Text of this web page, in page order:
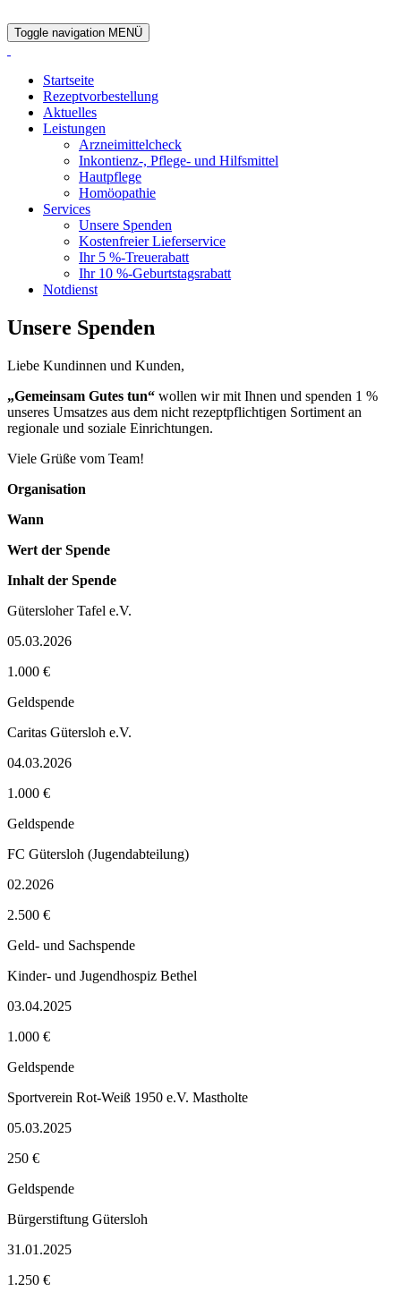
Toggle navigation MENÜ
Startseite
Rezeptvorbestellung
Aktuelles
Leistungen
Arzneimittelcheck
Inkontienz-, Pflege- und Hilfsmittel
Hautpflege
Homöopathie
Services
Unsere Spenden
Kostenfreier Lieferservice
Ihr 5 %-Treuerabatt
Ihr 10 %-Geburtstagsrabatt
Notdienst
Unsere Spenden
Liebe Kundinnen und Kunden,
„Gemeinsam Gutes tun“ wollen wir mit Ihnen und spenden 1 %
unseres Umsatzes aus dem nicht rezeptpflichtigen Sortiment an
regionale und soziale Einrichtungen.
Viele Grüße vom Team!
Organisation
Wann
Wert der Spende
Inhalt der Spende
Gütersloher Tafel e.V.
05.03.2026
1.000 €
Geldspende
Caritas Gütersloh e.V.
04.03.2026
1.000 €
Geldspende
FC Gütersloh (Jugendabteilung)
02.2026
2.500 €
Geld- und Sachspende
Kinder- und Jugendhospiz Bethel
03.04.2025
1.000 €
Geldspende
Sportverein Rot-Weiß 1950 e.V. Mastholte
05.03.2025
250 €
Geldspende
Bürgerstiftung Gütersloh
31.01.2025
1.250 €